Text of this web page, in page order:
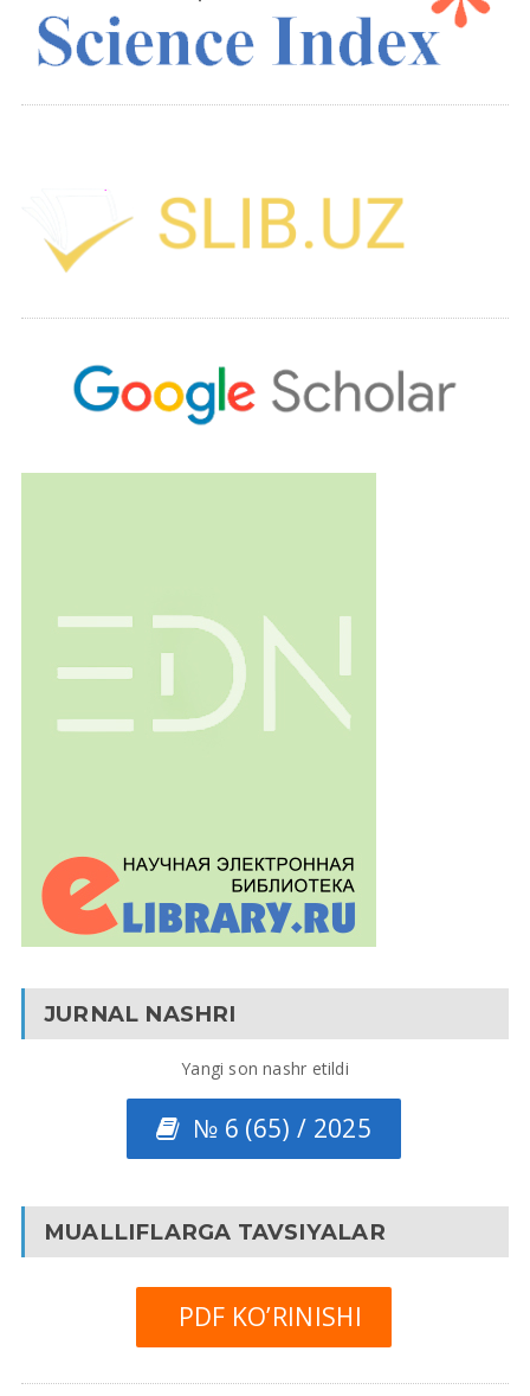
JURNAL NASHRI
Yangi son nashr etildi
№ 6 (65) / 2025
MUALLIFLARGA TAVSIYALAR
PDF KO’RINISHI